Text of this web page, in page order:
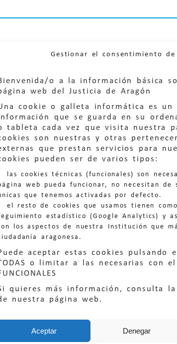
Gestionar el consentimiento de
o a la información básica
web del Justicia de Aragón
cookie o galleta informática es un
que se guarda en su
tableta cada vez que visita nuestra
son nuestras y otras
que prestan servicios para
pueden ser de varios tipos:
las cookies técnicas (funcionales) son
web pueda funcionar, no necesitan de
que tenemos activadas por defecto.
el resto de cookies que usamos tienen
estadístico (Google Analytics) y
los aspectos de nuestra Institución que
aragonesa.
aceptar estas cookies pulsando
o limitar a las necesarias con el
quieres más información, consulta la
nuestra página web.
Aceptar Denegar
Quejas:
Información general:
informacion@eljusticiadearagon.es
Teléfonos: 900 210 210/ 976
de Datos| Declaración de
de cookies |
Mapa web
Aragón